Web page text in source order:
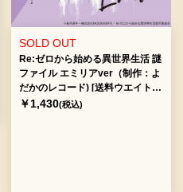
SOLD OUT
Re:ゼロから始める異世界生活 謎
ファイル エミリアver（制作：よ
だかのレコード) [送料ウエイト：
2]
￥1,430(税込)